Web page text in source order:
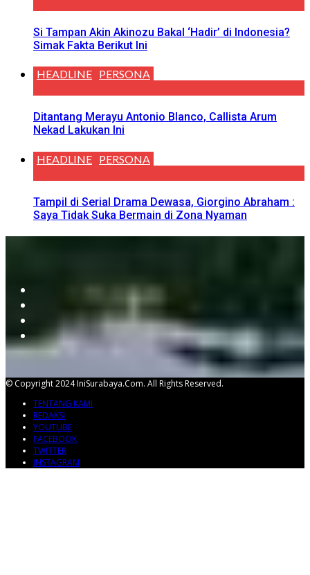
Si Tampan Akin Akinozu Bakal ‘Hadir’ di Indonesia?
Simak Fakta Berikut Ini
HEADLINE PERSONA
Ditantang Merayu Antonio Blanco, Callista Arum
Nekad Lakukan Ini
HEADLINE PERSONA
Tampil di Serial Drama Dewasa, Giorgino Abraham :
Saya Tidak Suka Bermain di Zona Nyaman
© Copyright 2024 IniSurabaya.com. All Rights Reserved.
TENTANG KAMI
REDAKSI
YOUTUBE
FACEBOOK
TWITTER
INSTAGRAM